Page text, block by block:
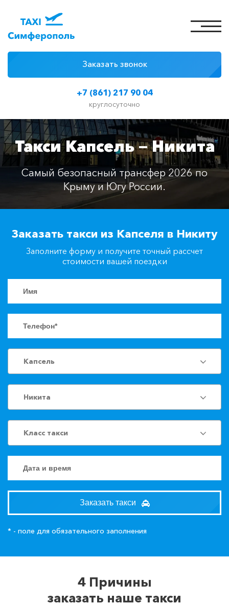
+7 (861) 217 90 04
круглосуточно
Заказать звонок
Цены на такси
Классы автомобилей
Отзывы
Контакты
+7(861)217-90-04
Такси Капсель — Никита
Самый безопасный трансфер 2026 по
Крыму и Югу России.
Заказать такси из Капселя в Никиту
Заполните форму и получите точный рассчет
стоимости вашей поездки
Капсель
Никита
Класс такси
Заказать такси
* - поле для обязательного заполнения
4 Причины
заказать наше такси